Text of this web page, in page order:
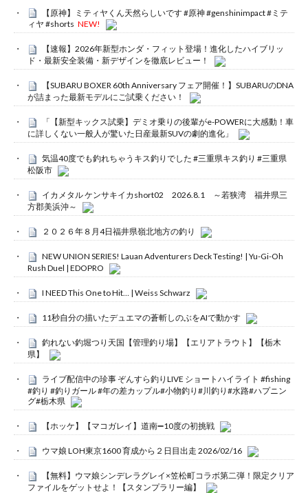
【原神】ミティヤくん天然らしいです #原神 #genshinimpact #ミテ
ィヤ #shorts NEW!
【速報】2026年新型ホンダ・フィット登場！進化したハイブリッ
ド・最新安全装備・新デザインを徹底レビュー！
【SUBARU BOXER 60th Anniversary フェア開催！】SUBARUのDNA
が詰まった最新モデルにご試乗ください！
「【新型キックス試乗】デミオ乗りの後輩がe-POWERに大感動！車
に詳しくない一般人が驚いた日産最新SUVの劇的進化」
気温40度でも釣れちゃうキス釣りでした #三重県キス釣り #三重県
松阪市
イカメタル ケンサキイカshort02 2026.8.1 ～若狭湾 福井県三
方郡美浜沖～
２０２６年８月4日福井県嶺北地方の釣り
NEW UNION SERIES! Lauan Adventurers Deck Testing! | Yu-Gi-Oh
Rush Duel | EDOPRO
I NEED This One to Hit… | Weiss Schwarz
11秒自分の描いたデュエマの蒼斬しのぶをAIで動かす
釣れない釣堀つり天国【管理釣り場】【エリアトラウト】【栃木
県】
ライブ配信中の珍事 ぞんすら釣りLIVE ショートハイライト #fishing
#釣り #釣りガール #年の差カップル#小物釣り#川釣り#水路#ハプニン
グ#栃木県
【ホッケ】【マコガレイ】道南➖10度の初挑戦
ウマ娘 LOH東京1600 育成から２日目出走 2026/02/16
【無料】ウマ娘シンデレラグレイ×笠松町コラボ第二弾！限定クリア
ファイルをゲットせよ！【スタンプラリー編】